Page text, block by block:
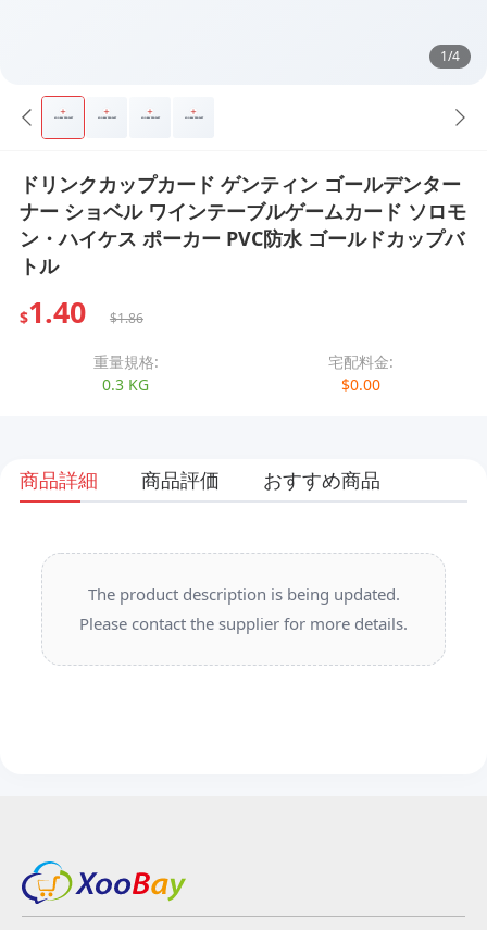
1/4
ドリンクカップカード ゲンティン ゴールデンター
ナー ショベル ワインテーブルゲームカード ソロモ
ン・ハイケス ポーカー PVC防水 ゴールドカップバ
トル
$1.40 $1.86
重量規格:
0.3 KG
宅配料金:
$0.00
商品詳細 商品評価 おすすめ商品
The product description is being updated.
Please contact the supplier for more details.